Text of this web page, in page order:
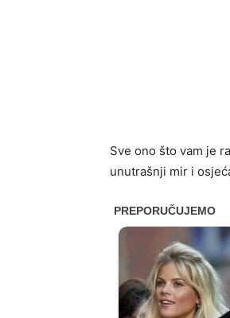
Sve ono što vam je
unutrašnji mir i